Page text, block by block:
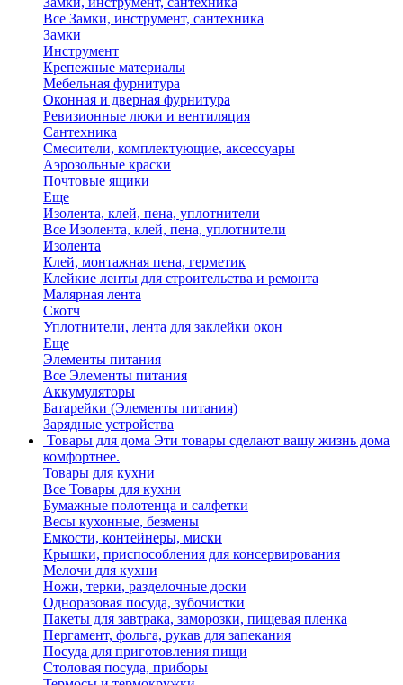
Все Замки, инструмент, сантехника
Замки
Инструмент
Крепежные материалы
Мебельная фурнитура
Оконная и дверная фурнитура
Ревизионные люки и вентиляция
Сантехника
Смесители, комплектующие, аксессуары
Аэрозольные краски
Почтовые ящики
Еще
Изолента, клей, пена, уплотнители
Все Изолента, клей, пена, уплотнители
Изолента
Клей, монтажная пена, герметик
Клейкие ленты для строительства и ремонта
Малярная лента
Скотч
Уплотнители, лента для заклейки окон
Еще
Элементы питания
Все Элементы питания
Аккумуляторы
Батарейки (Элементы питания)
Зарядные устройства
Товары для дома Эти товары сделают вашу жизнь дома
комфортнее.
Товары для кухни
Все Товары для кухни
Бумажные полотенца и салфетки
Весы кухонные, безмены
Емкости, контейнеры, миски
Крышки, приспособления для консервирования
Мелочи для кухни
Ножи, терки, разделочные доски
Одноразовая посуда, зубочистки
Пакеты для завтрака, заморозки, пищевая пленка
Пергамент, фольга, рукав для запекания
Посуда для приготовления пищи
Столовая посуда, приборы